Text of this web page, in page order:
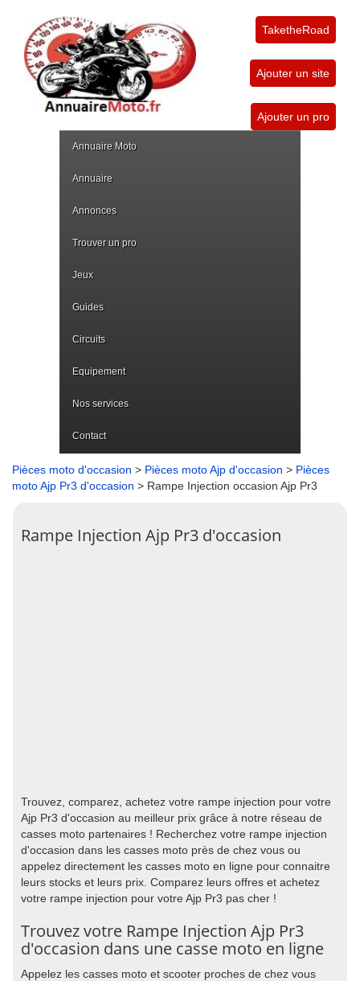
TaketheRoad
Ajouter un site
Ajouter un pro
Annuaire Moto
Annuaire
Annonces
Trouver un pro
Jeux
Guides
Circuits
Equipement
Nos services
Contact
Pièces moto d'occasion > Pièces moto Ajp d'occasion > Pièces
moto Ajp Pr3 d'occasion > Rampe Injection occasion Ajp Pr3
Rampe Injection Ajp Pr3 d'occasion
Trouvez, comparez, achetez votre rampe injection pour votre
Ajp Pr3 d'occasion au meilleur prix grâce à notre réseau de
casses moto partenaires ! Recherchez votre rampe injection
d'occasion dans les casses moto près de chez vous ou
appelez directement les casses moto en ligne pour connaitre
leurs stocks et leurs prix. Comparez leurs offres et achetez
votre rampe injection pour votre Ajp Pr3 pas cher !
Trouvez votre Rampe Injection Ajp Pr3
d'occasion dans une casse moto en ligne
Appelez les casses moto et scooter proches de chez vous